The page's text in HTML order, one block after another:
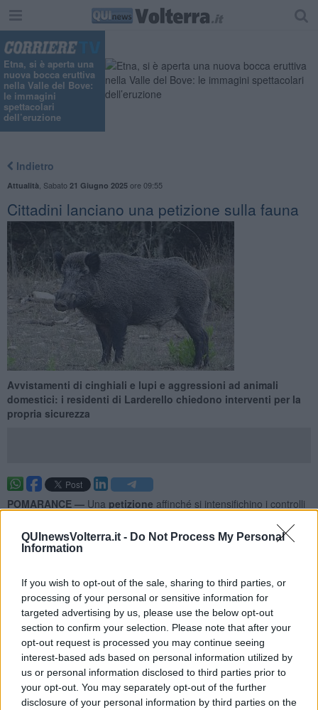
QUInewsVolterra.it - Do Not Process My Personal
Information
If you wish to opt-out of the sale, sharing to third parties, or
processing of your personal or sensitive information for
targeted advertising by us, please use the below opt-out
section to confirm your selection. Please note that after your
opt-out request is processed you may continue seeing
interest-based ads based on personal information utilized by
us or personal information disclosed to third parties prior to
your opt-out. You may separately opt-out of the further
disclosure of your personal information by third parties on the
Etna, si è aperta una
nuova bocca eruttiva
nella Valle del Bove:
le immagini
spettacolari
dell’eruzione
Indietro
Attualità Sabato 21 Giugno 2025ore 09:55
Cittadini lanciano una petizione sulla fauna
Avvistamenti di cinghiali e lupi e aggressioni ad animali
domestici: i residenti di Larderello chiedono interventi per la
propria sicurezza
POMARANCE — Una petizione affinché si intensifichino i controlli
fauna selvatica a Larderello. Lo hanno annunciato alcuni cittadini
che, dopo alcuni episodi avvenuti nella frazione pomarancina,
"La mattina del 10 Giugno un cinghiale ha aggredito un cane al
guinzagliodurante una passeggiata in un’area abitualmente
frequentata da residenti - hanno scritto - l’episodio, che
fortunatamente non ha avuto conseguenze gravi, ha però scosso
profondamente la comunità.Non si tratta di un caso isolato
negli ultimi mesi, sono aumentate le segnalazioni di gruppi di
cinghiali e avvistamenti dilupi ".